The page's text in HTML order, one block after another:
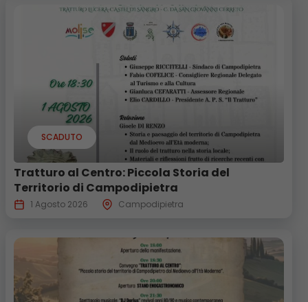
SCADUTO
Tratturo al Centro: Piccola Storia del
Territorio di Campodipietra
1 Agosto 2026 Campodipietra